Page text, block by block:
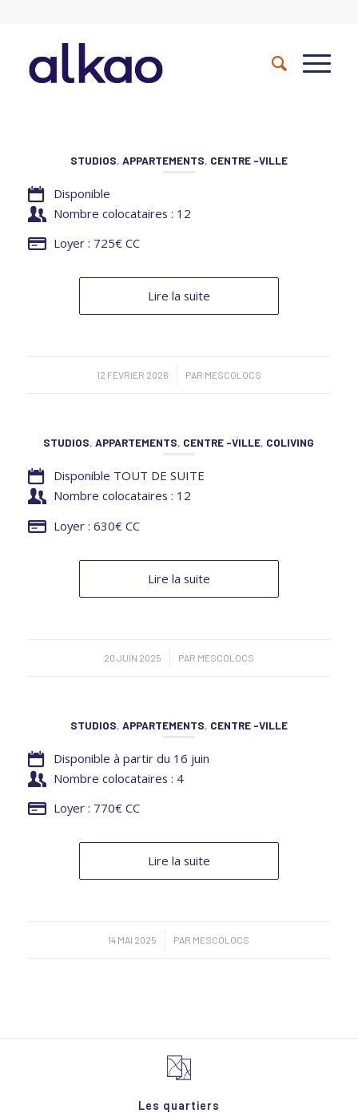
STUDIOS, APPARTEMENTS, CENTRE -VILLE
Disponible
Nombre colocataires : 12
Loyer : 725€ CC
Lire la suite
12 FÉVRIER 2026
/ PAR MESCOLOCS
STUDIOS,APPARTEMENTS, CENTRE -VILLE, COLIVING
Disponible TOUT DE SUITE
Nombre colocataires : 12
Loyer : 630€ CC
Lire la suite
20 JUIN 2025
/ PAR MESCOLOCS
STUDIOS, APPARTEMENTS, CENTRE -VILLE
Disponible à partir du 16 juin
Nombre colocataires : 4
Loyer : 770€ CC
Lire la suite
14 MAI 2025
/ PAR MESCOLOCS
Les quartiers